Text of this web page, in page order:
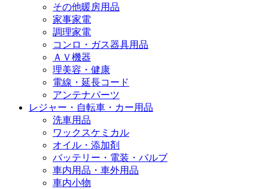
その他暖房用品
家事家電
調理家電
コンロ・ガス器具用品
ＡＶ機器
理美容・健康
電線・延長コード
アンテナパーツ
レジャー・自転車・カー用品
洗車用品
ワックスケミカル
オイル・添加剤
バッテリー・電装・バルブ
車内用品・車外用品
車内小物